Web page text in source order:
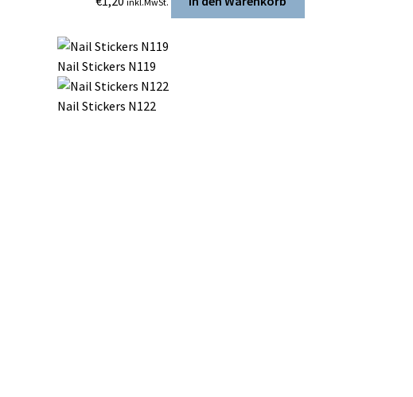
Nail Stickers N119
Nail Stickers N122